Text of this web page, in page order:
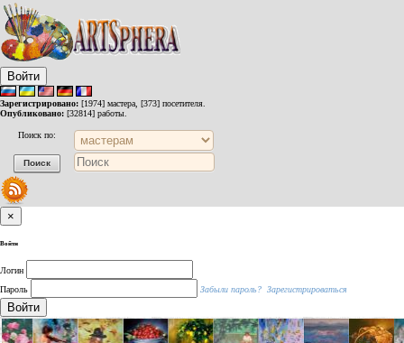
Войти
Зарегистрировано: [1974] мастера, [373] посетителя.
Опубликовано: [32814] работы.
Поиск по:
×
Войти
Логин
Пароль
Забыли пароль? Зарегистрироваться
Войти